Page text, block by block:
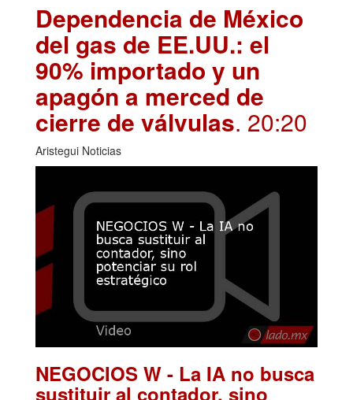
Dependencia de México
del gas de EE.UU.: el
90% importado y un
apagón a merced de
cierre de válvulas. 20:20
Aristegui Noticias
NEGOCIOS W - La IA no busca
sustituir al contador, sino